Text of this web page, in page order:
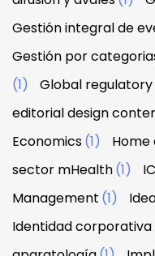
Gestión integral de
Gestión por
(1)
Global regulatory
editorial design
Economics(1) Home
sector mHealth(1)
Management (1)
Identidad corporativa